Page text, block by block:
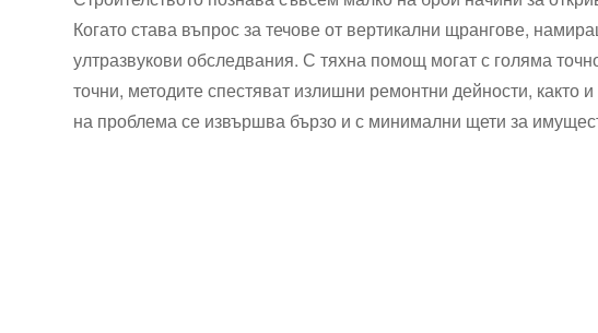
Когато става въпрос за течове от вертикални щрангове,
ултразвукови обследвания. С тяхна помощ могат с голяма
точни, методите спестяват излишни ремонтни дейности, както
на проблема се извършва бързо и с минимални щети за